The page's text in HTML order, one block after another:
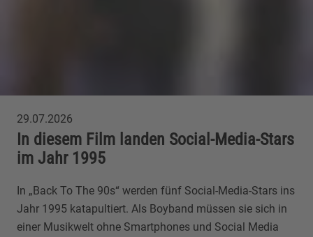
29.07.2026
In diesem Film landen Social-Media-Stars
im Jahr 1995
In „Back To The 90s“ werden fünf Social-Media-Stars ins
Jahr 1995 katapultiert. Als Boyband müssen sie sich in
einer Musikwelt ohne Smartphones und Social Media